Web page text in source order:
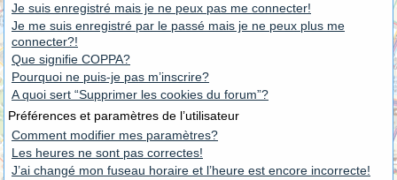
Je suis enregistré mais je ne peux pas me connecter!
Je me suis enregistré par le passé mais je ne peux plus me
connecter?!
Que signifie COPPA?
Pourquoi ne puis-je pas m’inscrire?
A quoi sert “Supprimer les cookies du forum”?
Préférences et paramètres de l’utilisateur
Comment modifier mes paramètres?
Les heures ne sont pas correctes!
J’ai changé mon fuseau horaire et l’heure est encore incorrecte!